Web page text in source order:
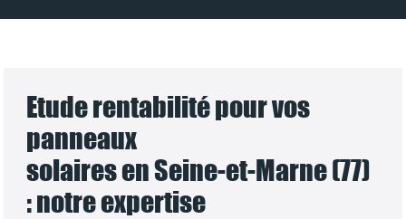
Etude rentabilité pour vos
panneaux
solaires en Seine-et-Marne (77)
: notre expertise